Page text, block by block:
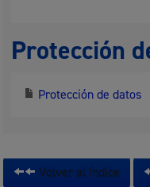
Protección
Protección de datos
Volver al índice